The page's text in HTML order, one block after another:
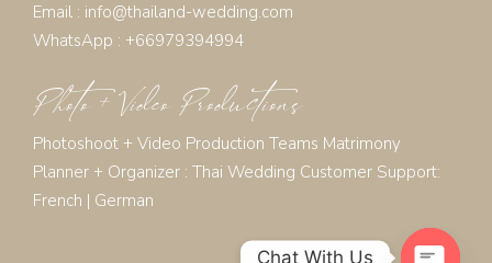
Email : info@thailand-wedding.com
WhatsApp : +66979394994
Photo + Video Productions
Photoshoot + Video Production Teams Matrimony
Planner + Organizer : Thai Wedding Customer Support:
French | German
Chat With Us